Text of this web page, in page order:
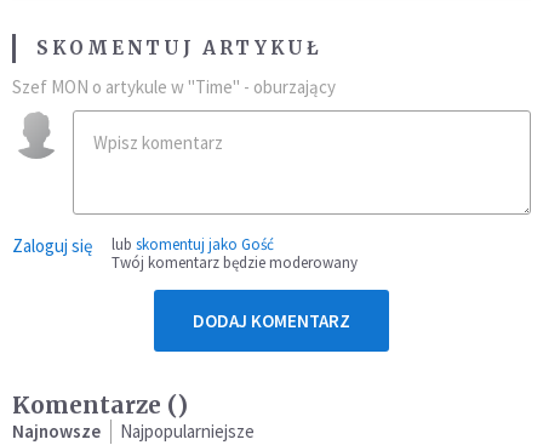
SKOMENTUJ ARTYKUŁ
Szef MON o artykule w "Time" - oburzający
Zaloguj się lub skomentuj jako Gość
Twój komentarz będzie moderowany
DODAJ KOMENTARZ
Komentarze ()
Najnowsze Najpopularniejsze